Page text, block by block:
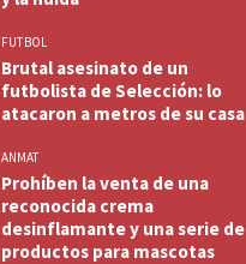
FUTBOL
Brutal asesinato de un
futbolista de Selección: lo
atacaron a metros de su casa
ANMAT
Prohíben la venta de una
reconocida crema
desinflamante y una serie de
productos para mascotas